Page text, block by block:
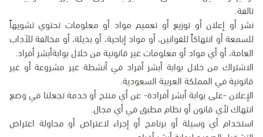
تالفة.
نشر أو إعلان أو توزيع أو تعميم مواد أو معلومات تحتوي تشويهاً
للسمعة أو انتهاكاً للقوانين، أو مواد إباحية، أو بذيئة، أو مخالفة للآداب
العامة، أو أي مواد أو معلومات غير قانونية من خلال بوابةأبشر أفراد.
الاشتراك من خلال بوابة أبشر أفراد في أنشطة غير مشروعة أو غير
قانونية في المملكة العربية السعودية.
الإعلان -على بوابة أبشر أفرادة- عن أي منتج أو خدمة تجعلنا في وضع
انتهاك لأي قانون أو نظام مطبق في أي مجال.
استخدام أي وسيلة أو برنامج أو إجراء لاعتراض أو محاولة اعتراض